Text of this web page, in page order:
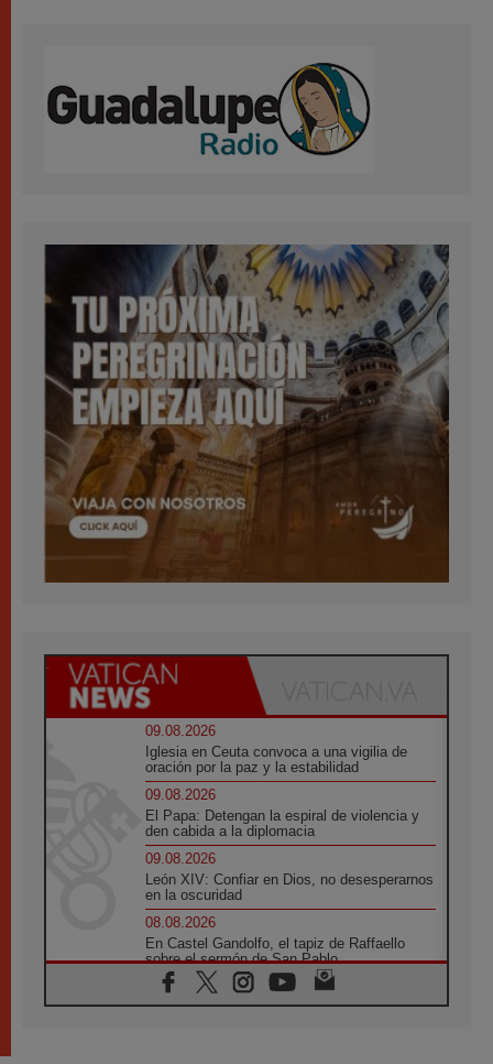
09.08.2026
Iglesia en Ceuta convoca a una vigilia de
oración por la paz y la estabilidad
09.08.2026
El Papa: Detengan la espiral de violencia y
den cabida a la diplomacia
09.08.2026
León XIV: Confiar en Dios, no desesperarnos
en la oscuridad
08.08.2026
En Castel Gandolfo, el tapiz de Raffaello
sobre el sermón de San Pablo
08.08.2026
En Colombia, «la paz no se compra con una